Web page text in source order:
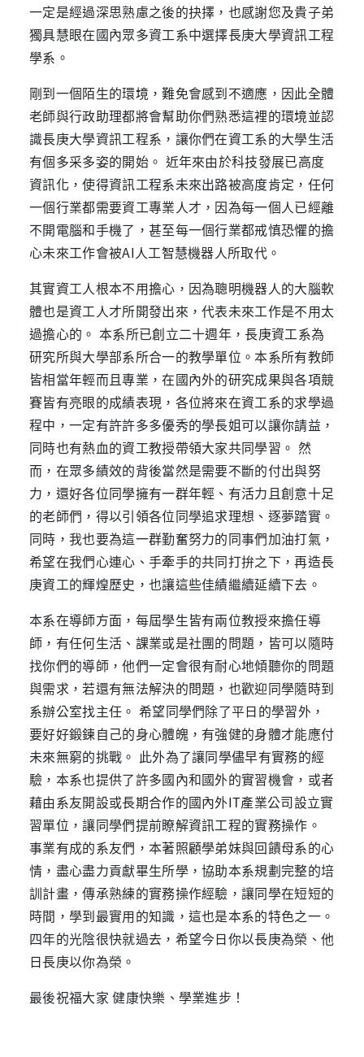
一定是經過深思熟慮之後的抉擇，也感謝您及貴子弟
獨具慧眼在國內眾多資工系中選擇長庚大學資訊工程
學系。
剛到一個陌生的環境，難免會感到不適應，因此全體
老師與行政助理都將會幫助你們熟悉這裡的環境並認
識長庚大學資訊工程系，讓你們在資工系的大學生活
有個多采多姿的開始。 近年來由於科技發展已高度
資訊化，使得資訊工程系未來出路被高度肯定，任何
一個行業都需要資工專業人才，因為每一個人已經離
不開電腦和手機了，甚至每一個行業都戒慎恐懼的擔
心未來工作會被AI人工智慧機器人所取代。
其實資工人根本不用擔心，因為聰明機器人的大腦軟
體也是資工人才所開發出來，代表未來工作是不用太
過擔心的。 本系所已創立二十週年，長庚資工系為
研究所與大學部系所合一的教學單位。本系所有教師
皆相當年輕而且專業，在國內外的研究成果與各項競
賽皆有亮眼的成績表現，各位將來在資工系的求學過
程中，一定有許許多多優秀的學長姐可以讓你請益，
同時也有熱血的資工教授帶領大家共同學習。 然
而，在眾多績效的背後當然是需要不斷的付出與努
力，還好各位同學擁有一群年輕、有活力且創意十足
的老師們，得以引領各位同學追求理想、逐夢踏實。
同時，我也要為這一群勤奮努力的同事們加油打氣，
希望在我們心連心、手牽手的共同打拚之下，再造長
庚資工的輝煌歷史，也讓這些佳績繼續延續下去。
本系在導師方面，每屆學生皆有兩位教授來擔任導
師，有任何生活、課業或是社團的問題，皆可以隨時
找你們的導師，他們一定會很有耐心地傾聽你的問題
與需求，若還有無法解決的問題，也歡迎同學隨時到
系辦公室找主任。 希望同學們除了平日的學習外，
要好好鍛鍊自己的身心體魄，有強健的身體才能應付
未來無窮的挑戰。 此外為了讓同學儘早有實務的經
驗，本系也提供了許多國內和國外的實習機會，或者
藉由系友開設或長期合作的國內外IT產業公司設立實
習單位，讓同學們提前瞭解資訊工程的實務操作。
事業有成的系友們，本著照顧學弟妹與回饋母系的心
情，盡心盡力貢獻畢生所學，協助本系規劃完整的培
訓計畫，傳承熟練的實務操作經驗，讓同學在短短的
時間，學到最實用的知識，這也是本系的特色之一。
四年的光陰很快就過去，希望今日你以長庚為榮、他
日長庚以你為榮。
最後祝福大家 健康快樂、學業進步！